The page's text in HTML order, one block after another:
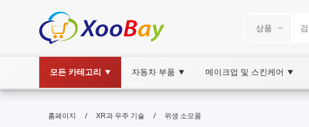
모든 카테고리 ▼ 자동차 부품 ▼ 메이크업 및 스킨케어 ▼
위생 소모품 | XOOBAY B2B/B2C
홈페이지 / XR과 우주 기술 / 위생 소모품